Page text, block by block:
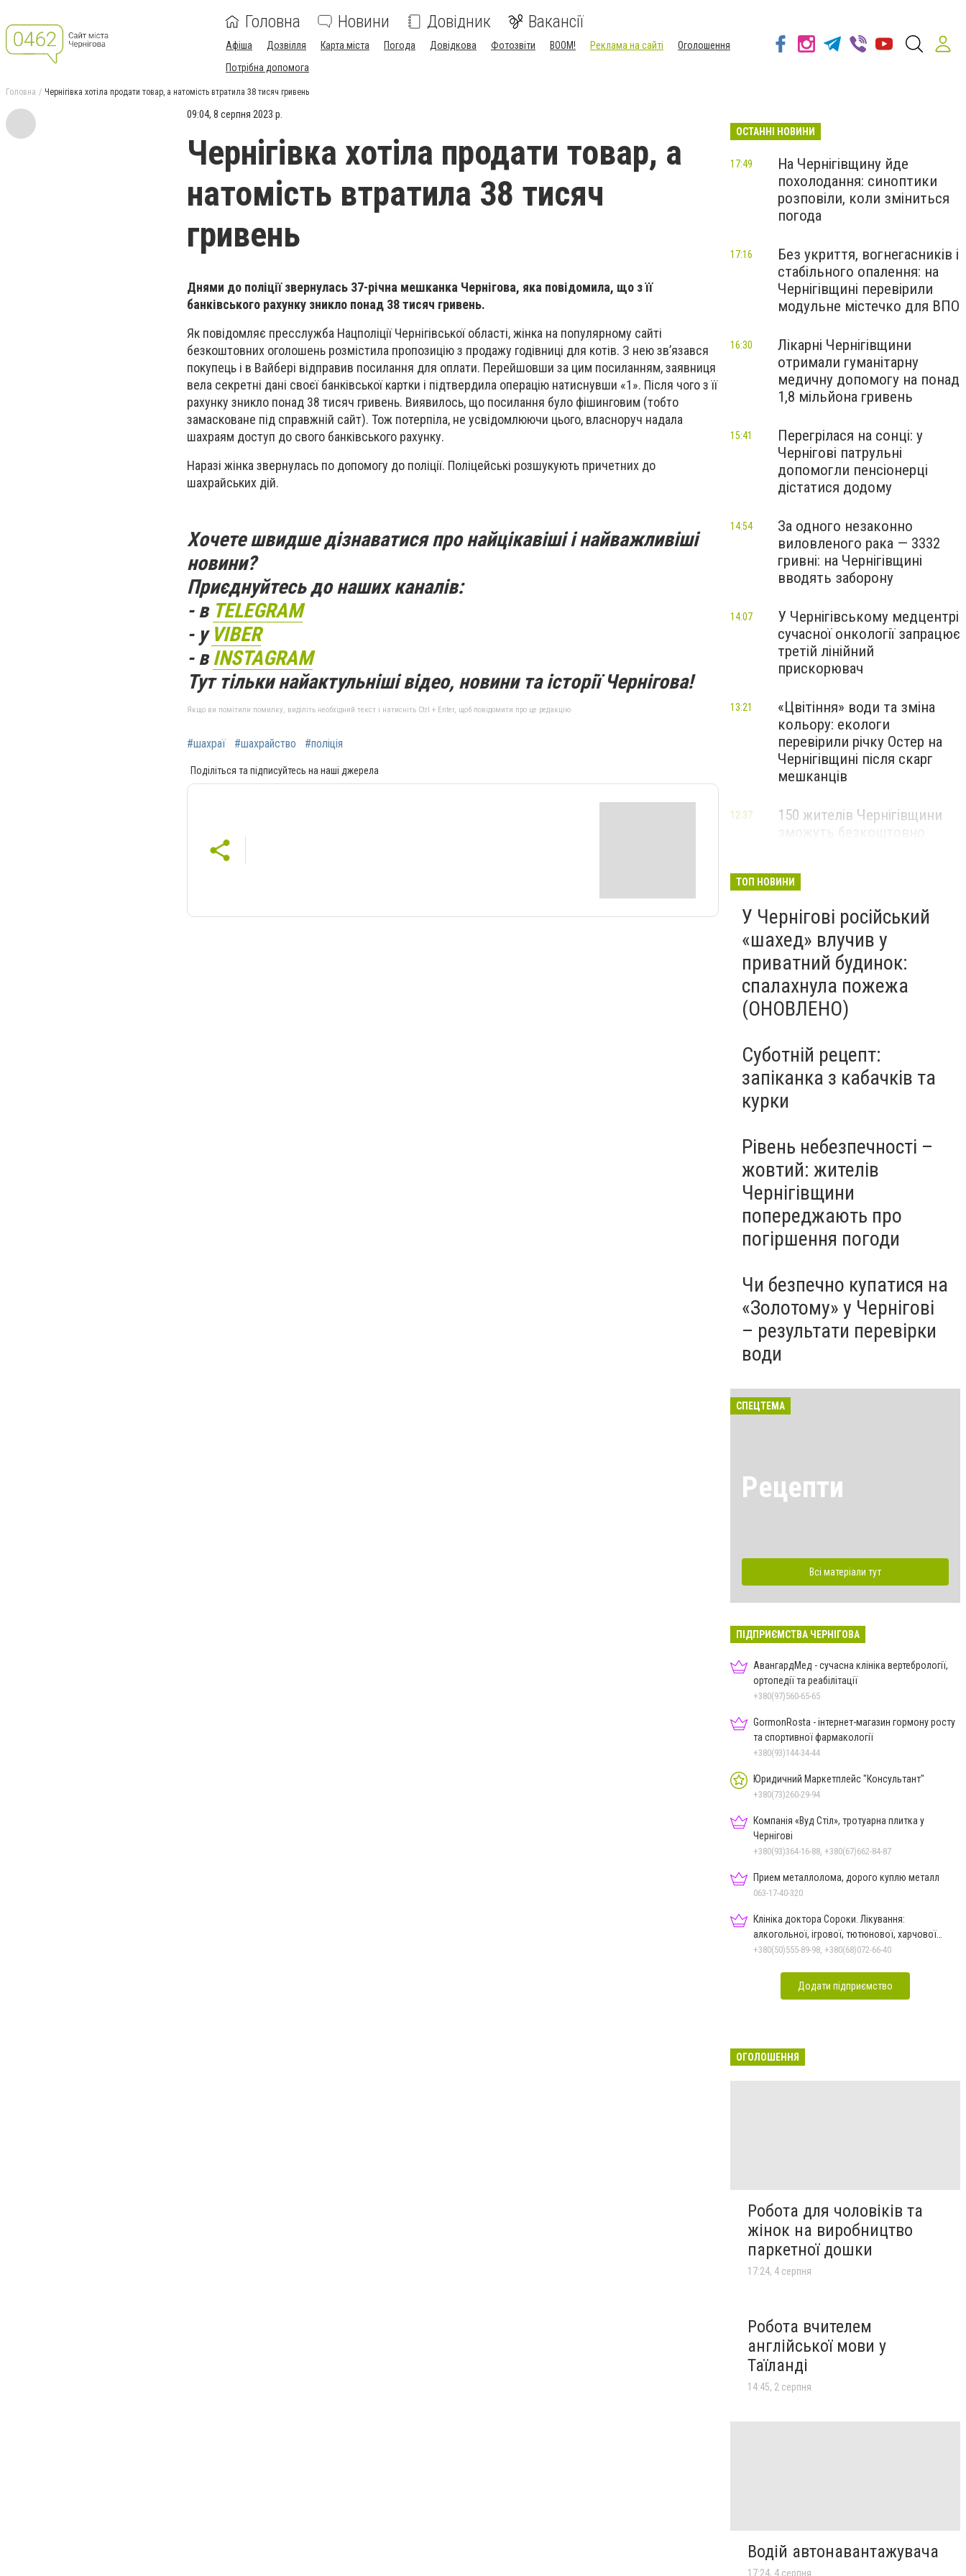
Головна Новини Довідник Вакансії
Афіша Дозвілля Карта міста Погода Довідкова Фотозвіти BOOM! Реклама на сайті
Оголошення
Потрібна допомога
Головна Чернігівка хотіла продати товар, а натомість втратила 38 тисяч гривень
09:04, 8 серпня 2023 р.
Чернігівка хотіла продати товар, а
натомість втратила 38 тисяч
гривень
Днями до поліції звернулась 37-річна мешканка Чернігова, яка повідомила, що з її
банківського рахунку зникло понад 38 тисяч гривень.
Як повідомляє пресслужба Нацполіції Чернігівської області, жінка на популярному сайті
безкоштовних оголошень розмістила пропозицію з продажу годівниці для котів. З нею зв’язався
покупець і в Вайбері відправив посилання для оплати. Перейшовши за цим посиланням, заявниця
вела секретні дані своєї банківської картки і підтвердила операцію натиснувши «1». Після чого з її
рахунку зникло понад 38 тисяч гривень. Виявилось, що посилання було фішинговим (тобто
замасковане під справжній сайт). Тож потерпіла, не усвідомлюючи цього, власноруч надала
шахраям доступ до свого банківського рахунку.
Наразі жінка звернулась по допомогу до поліції. Поліцейські розшукують причетних до
шахрайських дій.
Хочете швидше дізнаватися про найцікавіші і найважливіші
новини?
Приєднуйтесь до наших каналів:
- в TELEGRAM
- у VIBER
- вINSTAGRAM
Тут тільки найактульніші відео, новини та історії Чернігова!
Якщо ви помітили помилку, виділіть необхідний текст і натисніть Ctrl + Enter, щоб повідомити про це редакцію
#шахраї #шахрайство #поліція
Поділіться та підписуйтесь на наші джерела
ОСТАННІ НОВИНИ
На Чернігівщину йде
похолодання: синоптики
розповіли, коли зміниться
погода
17:49
Без укриття, вогнегасників і
стабільного опалення: на
Чернігівщині перевірили
модульне містечко для ВПО
17:16
Лікарні Чернігівщини
отримали гуманітарну
медичну допомогу на понад
1,8 мільйона гривень
16:30
Перегрілася на сонці: у
Чернігові патрульні
допомогли пенсіонерці
дістатися додому
15:41
За одного незаконно
виловленого рака — 3332
гривні: на Чернігівщині
вводять заборону
14:54
У Чернігівському медцентрі
сучасної онкології запрацює
третій лінійний
прискорювач
14:07
«Цвітіння» води та зміна
кольору: екологи
перевірили річку Остер на
Чернігівщині після скарг
мешканців
13:21
150 жителів Чернігівщини
зможуть безкоштовно
12:37
ТОП НОВИНИ
У Чернігові російський
«шахед» влучив у
приватний будинок:
спалахнула пожежа
(ОНОВЛЕНО)
Суботній рецепт:
запіканка з кабачків та
курки
Рівень небезпечності –
жовтий: жителів
Чернігівщини
попереджають про
погіршення погоди
Чи безпечно купатися на
«Золотому» у Чернігові
– результати перевірки
води
СПЕЦТЕМА
Рецепти
Всі матеріали тут
ПІДПРИЄМСТВА ЧЕРНІГОВА
АвангардМед - сучасна клініка вертебрології,
ортопедії та реабілітації
+380(97)560-65-65
GormonRosta - інтернет-магазин гормону росту
та спортивної фармакології
+380(93)144-34-44
Юридичний Маркетплейс "Консультант"
+380(73)260-29-94
Компанія «Вуд Стіл», тротуарна плитка у
Чернігові
+380(93)364-16-88, +380(67)662-84-87
Прием металлолома, дорого куплю металл
063-17-40-320
Клініка доктора Сороки. Лікування:
алкогольної, ігрової, тютюнової, харчової
залежностей, неврозів т
+380(50)555-89-98, +380(68)072-66-40
Додати підприємство
ОГОЛОШЕННЯ
Робота для чоловіків та
жінок на виробництво
паркетної дошки
17:24, 4 серпня
Робота вчителем
англійської мови у
Таїланді
14:45, 2 серпня
Водій автонавантажувача
17:24, 4 серпня